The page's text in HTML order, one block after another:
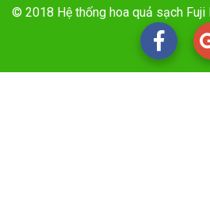
© 2018 Hệ thống hoa quả sạch Fuji